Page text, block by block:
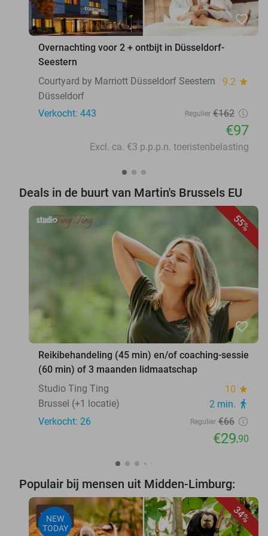
favorite_border
Overnachting voor 2 + ontbijt in Düsseldorf-
Seestern
Courtyard by Marriott Düsseldorf Seestern
9.2 star
Düsseldorf
Verkocht: 443
Regulier €162
€97
Excl. ca. €3 p.p.p.n. toeristenbelasting
Deals in de buurt van Martin's Brussels EU
55%
favorite_border
Reikibehandeling (45 min) en/of coaching-sessie
(60 min) of 3 maanden lidmaatschap
Studio Ting Ting
10 star
Brussel (+1 locatie) 2 min. directions_walk
Verkocht: 26 Regulier €66
€29,90
Populair bij mensen uit Midden-Limburg:
34%
NEW
TODAY